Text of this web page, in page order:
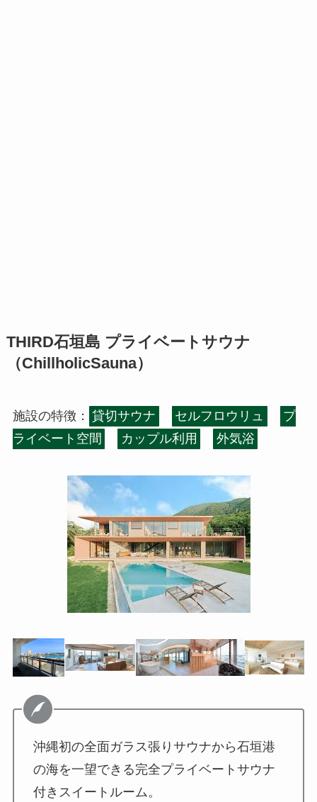
THIRD石垣島 プライベートサウナ
（ChillholicSauna）
施設の特徴： 貸切サウナ セルフロウリュ
プ
ライベート空間
カップル利用 外気浴
沖縄初の全面ガラス張りサウナから石垣港
の海を一望できる完全プライベートサウナ
付きスイートルーム。